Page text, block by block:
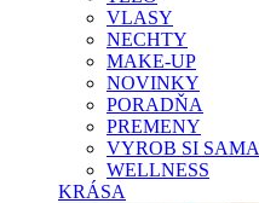
VLASY
NECHTY
MAKE-UP
NOVINKY
PORADŇA
PREMENY
VYROB SI SAMA
WELLNESS
KRÁSA